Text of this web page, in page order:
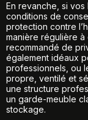
En revanche, si
conditions de
protection contre
manière régulière
recommandé de
également idéaux
professionnels, ou
propre, ventilé et
une structure
un garde-meuble
stockage.